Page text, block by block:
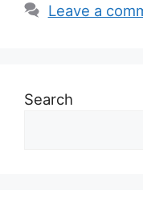
Leave a
Search